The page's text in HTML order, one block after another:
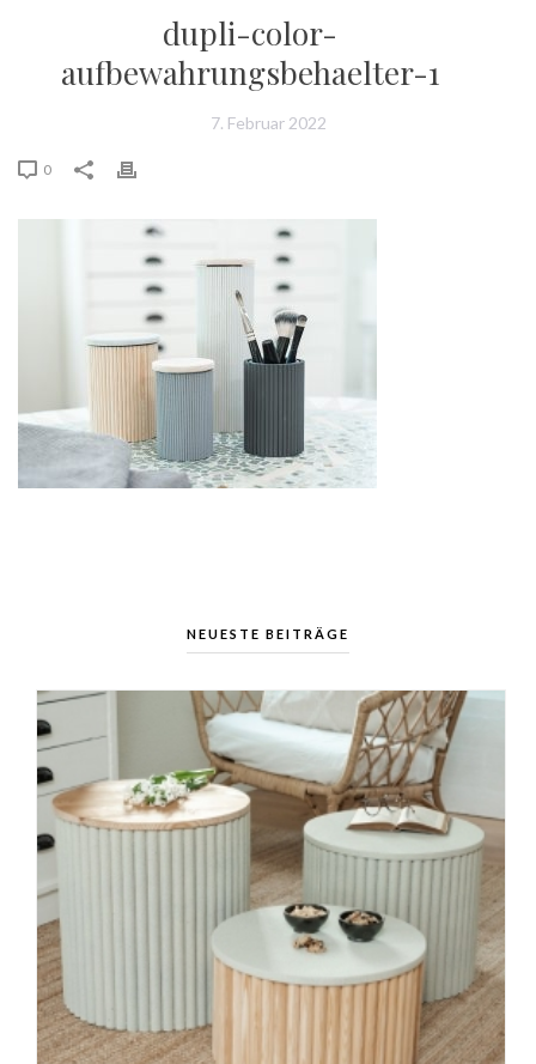
dupli-color-
aufbewahrungsbehaelter-1
7. Februar 2022
0
NEUESTE BEITRÄGE